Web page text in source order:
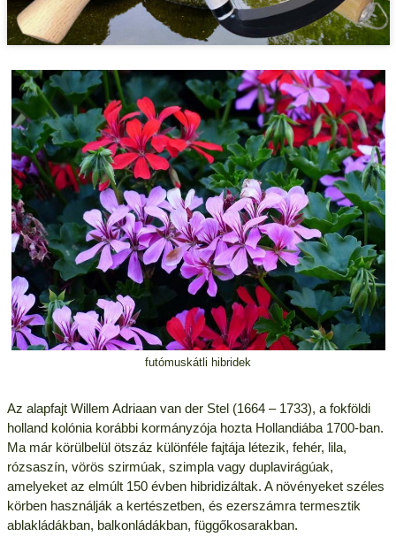
futómuskátli hibridek
Az alapfajt Willem Adriaan van der Stel (1664 – 1733), a fokföldi
holland kolónia korábbi kormányzója hozta Hollandiába 1700-ban.
Ma már körülbelül ötszáz különféle fajtája létezik, fehér, lila,
rózsaszín, vörös szirmúak, szimpla vagy duplavirágúak,
amelyeket az elmúlt 150 évben hibridizáltak. A növényeket széles
körben használják a kertészetben, és ezerszámra termesztik
ablakládákban, balkonládákban, függőkosarakban.